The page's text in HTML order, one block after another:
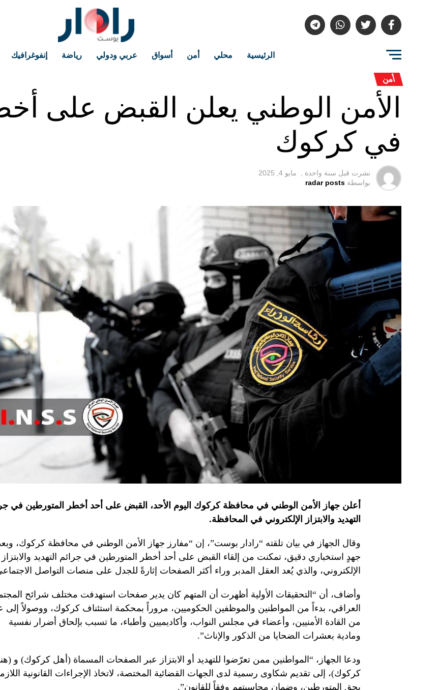
الرئيسية محلي أمن أسواق عربي ودولي رياضة إنفوغرافيك
أمن
الأمن الوطني يعلن القبض على
في كركوك
نشرت قبل سنة واحدة ,
مايو 4, 2025
بواسطة radar posts
أعلن جهاز الأمن الوطني في محافظة كركوك اليوم الأحد، القبض على أحد أخطر المتورطين في
التهديد والابتزاز الإلكتروني في المحافظة.
وقال الجهاز في بيان تلقته “رادار بوست”، إن “مفارز جهاز الأمن الوطني في محافظة كركوك،
جهدٍ استخباري دقيق، تمكنت من إلقاء القبض على أحد أخطر المتورطين في جرائم التهديد والابتزاز
الإلكتروني، والذي يُعد العقل المدبر وراء أكثر الصفحات إثارةً للجدل على منصات التواصل
وأضاف، أن “التحقيقات الأولية أظهرت أن المتهم كان يدير صفحات استهدفت مختلف شرائح
العراقي، بدءاً من المواطنين والموظفين الحكوميين، مروراً بمحكمة استئناف كركوك، ووصولاً إلى
من القادة الأمنيين، وأعضاء في مجلس النواب، وأكاديميين وأطباء، ما تسبب بإلحاق أضرار نفسية
ومادية بعشرات الضحايا من الذكور والإناث”.
ودعا الجهاز، “المواطنين ممن تعرّضوا للتهديد أو الابتزاز عبر الصفحات المسماة (أهل كركوك) و
كركوك)، إلى تقديم شكاوى رسمية لدى الجهات القضائية المختصة، لاتخاذ الإجراءات القانونية
بحق المتورطين، وضمان محاسبتهم وفقاً للقانون”.